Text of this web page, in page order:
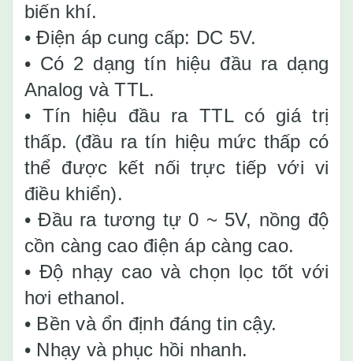
biến khí.
• Điện áp cung cấp: DC 5V.
• Có 2 dạng tín hiệu đầu ra dạng
Analog và TTL.
• Tín hiệu đầu ra TTL có giá trị
thấp. (đầu ra tín hiệu mức thấp có
thể được kết nối trực tiếp với vi
điều khiển).
• Đầu ra tương tự 0 ~ 5V, nồng độ
cồn càng cao điện áp càng cao.
• Độ nhạy cao và chọn lọc tốt với
hơi ethanol.
• Bền và ổn định đáng tin cậy.
• Nhạy và phục hồi nhanh.